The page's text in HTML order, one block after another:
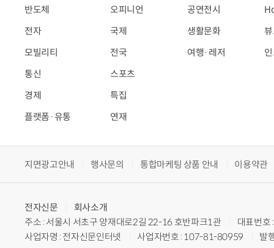
반도체
전자
모빌리티
통신
경제
플랫폼·유통
오피니언
국제
전국
스포츠
특집
연재
공연전시
생활문화
여행·레저
지면광고안내 행사문의 통합마케팅 상품 안내 이용약관
전자신문
회사소개
주소 : 서울시 서초구 양재대로2길 22-16 호반파크1관
대표번
사업자명 : 전자신문인터넷
사업자번호 : 107-81-80959
발